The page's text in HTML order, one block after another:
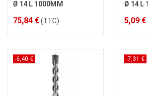
Ø 14 L 1000MM
75,84 €(TTC)
Ø 14 L
5,09 €
-6,40 € -7,31 €